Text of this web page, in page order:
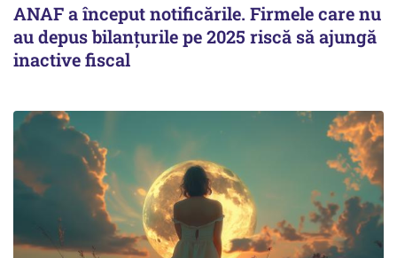
ANAF a început notificările. Firmele care nu
au depus bilanțurile pe 2025 riscă să ajungă
inactive fiscal